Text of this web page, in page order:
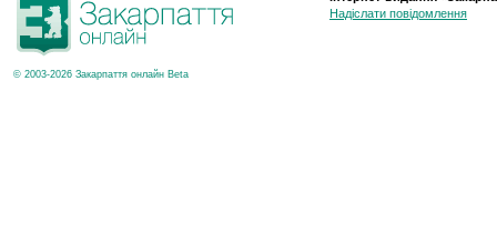
© 2003-2026 Закарпаття онлайн Beta
Надіслати повідомлення